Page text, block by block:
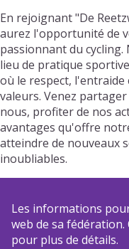
En rejoignant "De
aurez l'opportunité de
passionnant du
lieu de pratique
où le respect,
valeurs. Venez
nous, profiter de nos
avantages qu'offre
atteindre de nouveaux
inoubliables.
Les informations
web de sa fédération.
pour plus de détails.